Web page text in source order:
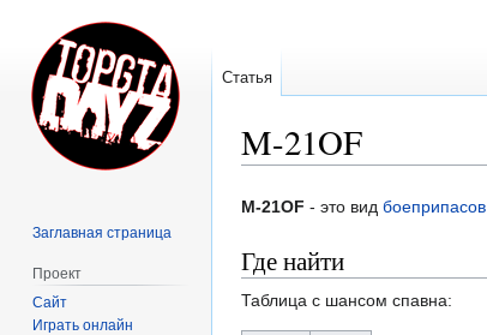
M-21OF
Перейти
навигации
Перейти
поиску
M-21OF - это вид боеприпасов
Где найти
Таблица с шансом спавна:
Статья
Заглавная страница
Проект
Сайт
Играть онлайн